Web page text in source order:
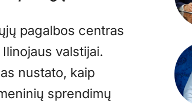
pagalbos centras
valstijai.
nustato, kaip
sprendimų